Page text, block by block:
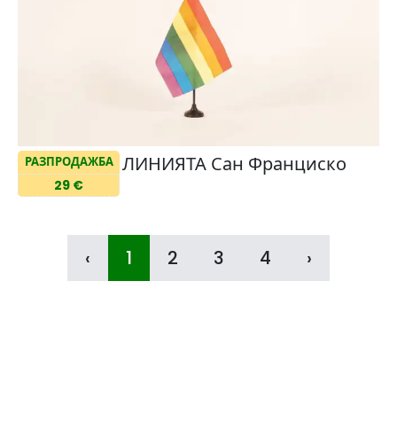
РАЗПРОДАЖБА
29 €
ЛИНИЯТА Сан Франциско
‹ 1 2 3 4 ›